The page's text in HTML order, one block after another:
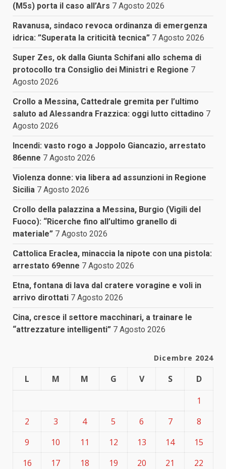
(M5s) porta il caso all’Ars 7 Agosto 2026
Ravanusa, sindaco revoca ordinanza di emergenza
idrica: ”Superata la criticità tecnica” 7 Agosto 2026
Super Zes, ok dalla Giunta Schifani allo schema di
protocollo tra Consiglio dei Ministri e Regione 7
Agosto 2026
Crollo a Messina, Cattedrale gremita per l’ultimo
saluto ad Alessandra Frazzica: oggi lutto cittadino 7
Agosto 2026
Incendi: vasto rogo a Joppolo Giancazio, arrestato
86enne 7 Agosto 2026
Violenza donne: via libera ad assunzioni in Regione
Sicilia 7 Agosto 2026
Crollo della palazzina a Messina, Burgio (Vigili del
Fuoco): “Ricerche fino all’ultimo granello di
materiale” 7 Agosto 2026
Cattolica Eraclea, minaccia la nipote con una pistola:
arrestato 69enne 7 Agosto 2026
Etna, fontana di lava dal cratere voragine e voli in
arrivo dirottati 7 Agosto 2026
Cina, cresce il settore macchinari, a trainare le
“attrezzature intelligenti” 7 Agosto 2026
Dicembre 2024
L M M G V S
D
1
2
3 4 5 6 7
8
9
10 11 12 13 14
15
16
17 18 19 20 21 22